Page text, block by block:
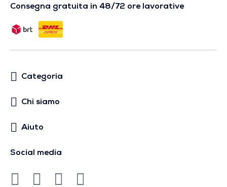
Consegna gratuita in 48/72 ore lavorative
Categoria
Chi siamo
Aiuto
Social media